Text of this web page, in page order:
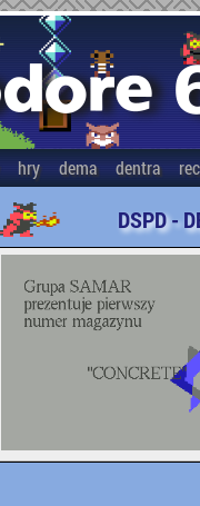
hry dema dentra
DSPD -